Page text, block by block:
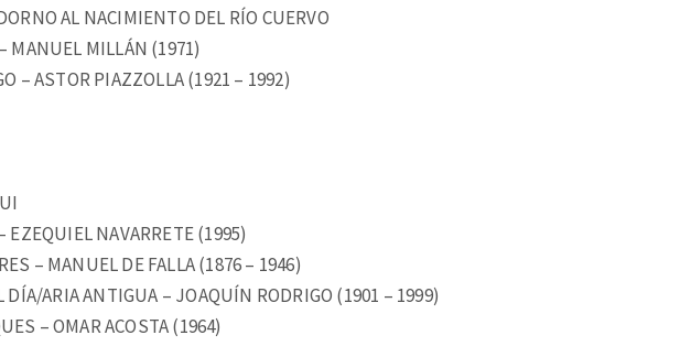
AL NACIMIENTO DEL RÍO CUERVO
MANUEL MILLÁN (1971)
– ASTOR PIAZZOLLA (1921 – 1992)
EZEQUIEL NAVARRETE (1995)
– MANUEL DE FALLA (1876 – 1946)
DÍA/ARIA ANTIGUA – JOAQUÍN RODRIGO (1901 – 1999)
– OMAR ACOSTA (1964)